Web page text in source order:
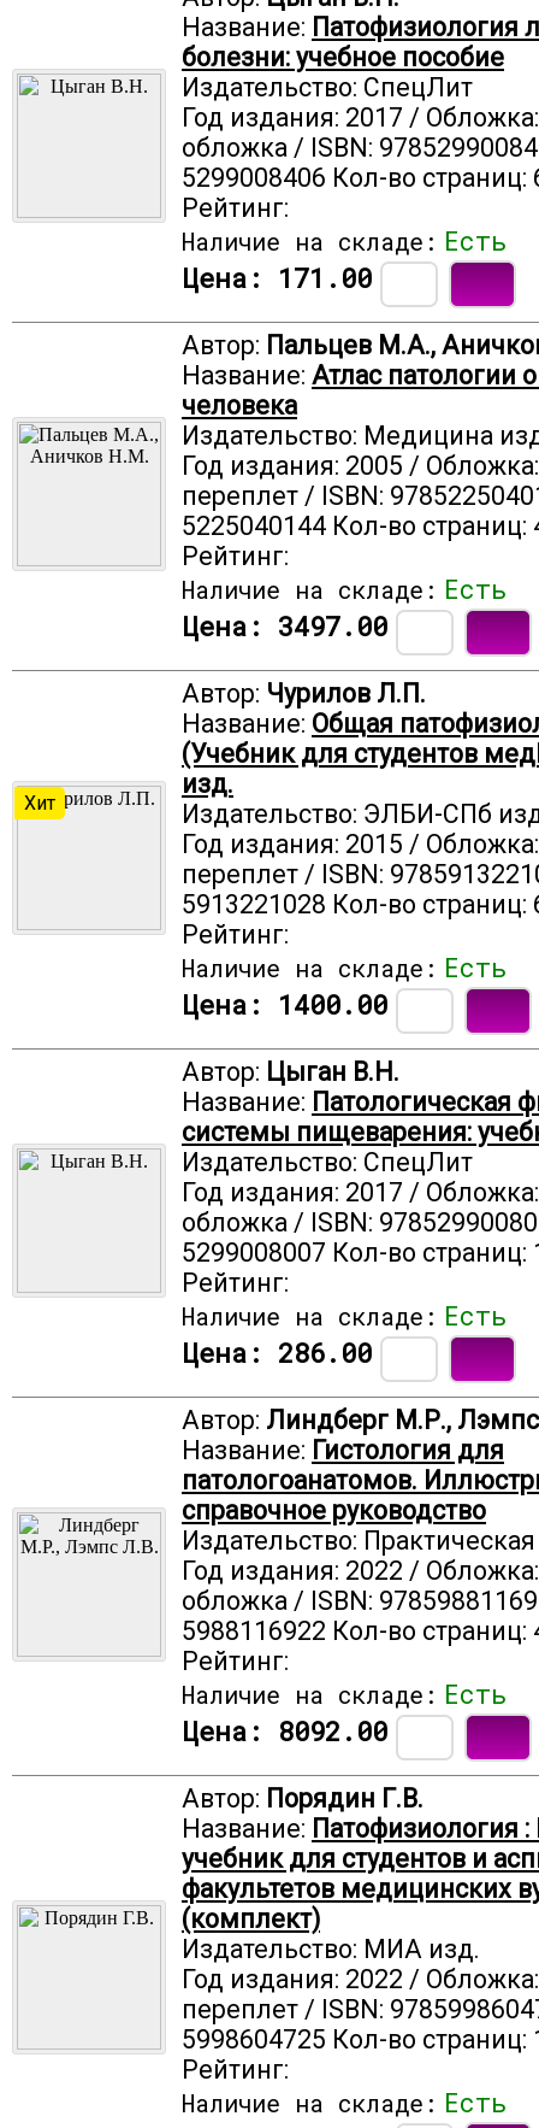
Название: Патофизиология
болезни: учебное пособие
Издательство: СпецЛит
Год издания: 2017 /
обложка / ISBN:
5299008406 Кол-во страниц:
Рейтинг:
Наличие на складе: Есть
Цена: 171.00
Автор: Пальцев М.А.,
Название: Атлас патологии
человека
Издательство: Медицина
Год издания: 2005 /
переплет / ISBN:
5225040144 Кол-во страниц:
Рейтинг:
Наличие на складе: Есть
Цена: 3497.00
Хит
Автор: Чурилов Л.П.
Название: Общая
(Учебник для студентов
изд.
Издательство: ЭЛБИ-СПб
Год издания: 2015 /
переплет / ISBN:
5913221028 Кол-во страниц:
Рейтинг:
Наличие на складе: Есть
Цена: 1400.00
Автор: Цыган В.Н.
Название: Патологическая
системы пищеварения:
Издательство: СпецЛит
Год издания: 2017 /
обложка / ISBN:
5299008007 Кол-во страниц:
Рейтинг:
Наличие на складе: Есть
Цена: 286.00
Автор: Линдберг М.Р.,
Название: Гистология для
патологоанатомов.
справочное руководство
Издательство:
Год издания: 2022 /
обложка / ISBN:
5988116922 Кол-во страниц:
Рейтинг:
Наличие на складе: Есть
Цена: 8092.00
Автор: Порядин Г.В.
Название: Патофизиология :
учебник для студентов и
факультетов медицинских
(комплект)
Издательство: МИА изд.
Год издания: 2022 /
переплет / ISBN:
5998604725 Кол-во страниц:
Рейтинг:
Наличие на складе: Есть